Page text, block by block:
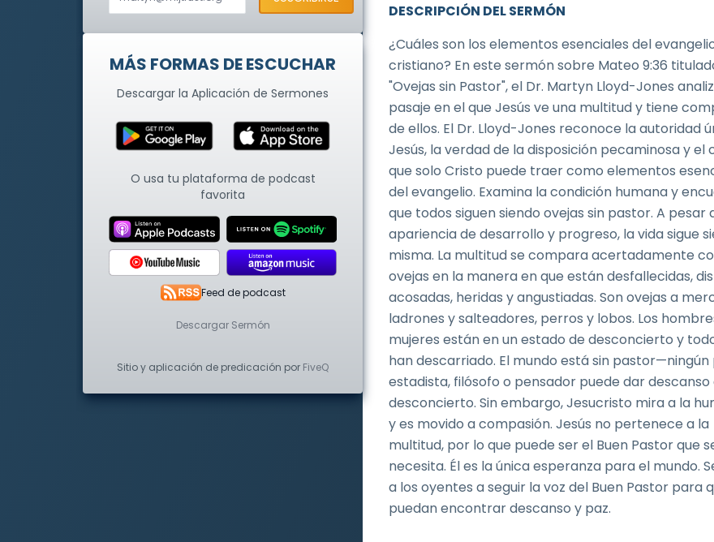
DESCRIPCIÓN DEL SERMÓN
¿Cuáles son los elementos esenciales del
cristiano? En este sermón sobre Mateo 9:36
"Ovejas sin Pastor", el Dr. Martyn Lloyd-Jones
pasaje en el que Jesús ve una multitud y tiene
de ellos. El Dr. Lloyd-Jones reconoce la autoridad
Jesús, la verdad de la disposición pecaminosa y el
que solo Cristo puede traer como elementos
del evangelio. Examina la condición humana y
que todos siguen siendo ovejas sin pastor. A pesar
apariencia de desarrollo y progreso, la vida sigue
misma. La multitud se compara acertadamente
ovejas en la manera en que están desfallecidas,
acosadas, heridas y angustiadas. Son ovejas a
ladrones y salteadores, perros y lobos. Los
mujeres están en un estado de desconcierto y
han descarriado. El mundo está sin
estadista, filósofo o pensador puede dar descanso
desconcierto. Sin embargo, Jesucristo mira a la
y es movido a compasión. Jesús no pertenece a la
multitud, por lo que puede ser el Buen Pastor que
necesita. Él es la única esperanza para el mundo.
a los oyentes a seguir la voz del Buen Pastor para
puedan encontrar descanso y paz.
MÁS FORMAS DE ESCUCHAR
Descargar la Aplicación de Sermones
O usa tu plataforma de podcast
favorita
Feed de podcast
Descargar Sermón
Sitio y aplicación de predicación por FiveQ